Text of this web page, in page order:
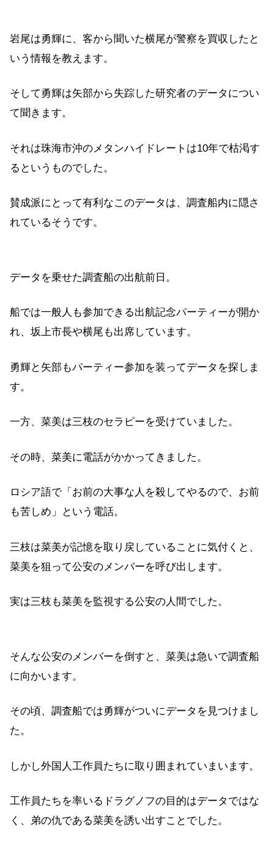
岩尾は勇輝に、客から聞いた横尾が警察を買収したと
いう情報を教えます。
そして勇輝は矢部から失踪した研究者のデータについ
て聞きます。
それは珠海市沖のメタンハイドレートは10年で枯渇す
るというものでした。
賛成派にとって有利なこのデータは、調査船内に隠さ
れているそうです。
データを乗せた調査船の出航前日。
船では一般人も参加できる出航記念パーティーが開か
れ、坂上市長や横尾も出席しています。
勇輝と矢部もパーティー参加を装ってデータを探しま
す。
一方、菜美は三枝のセラピーを受けていました。
その時、菜美に電話がかかってきました。
ロシア語で「お前の大事な人を殺してやるので、お前
も苦しめ」という電話。
三枝は菜美が記憶を取り戻していることに気付くと、
菜美を狙って公安のメンバーを呼び出します。
実は三枝も菜美を監視する公安の人間でした。
そんな公安のメンバーを倒すと、菜美は急いで調査船
に向かいます。
その頃、調査船では勇輝がついにデータを見つけまし
た。
しかし外国人工作員たちに取り囲まれていまいます。
工作員たちを率いるドラグノフの目的はデータではな
く、弟の仇である菜美を誘い出すことでした。